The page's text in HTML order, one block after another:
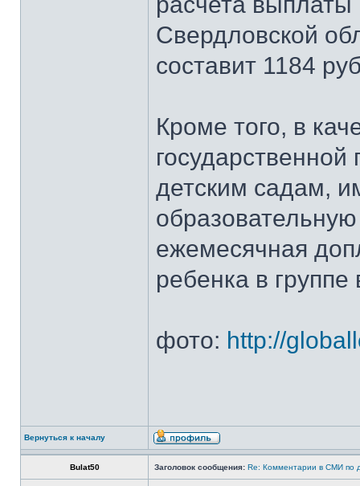
Свердловской
составит 1184
Кроме того, в
детским садам,
ежемесячная
ребенка в
фото: http://
Вернуться к началу
Bulat50 Заголовок сообщения: Re: Комментарии в СМИ по